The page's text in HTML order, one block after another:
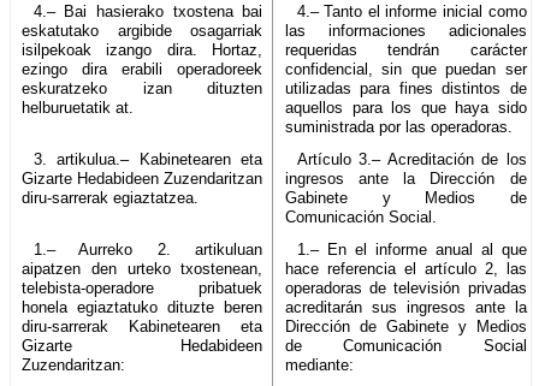
4.– Bai hasierako txostena bai
eskatutako argibide osagarriak
isilpekoak izango dira. Hortaz,
ezingo dira erabili operadoreek
eskuratzeko izan dituzten
helburuetatik at.
4.– Tanto el informe inicial como
las informaciones adicionales
requeridas tendrán carácter
confidencial, sin que puedan ser
utilizadas para fines distintos de
aquellos para los que haya sido
suministrada por las operadoras.
3. artikulua.– Kabinetearen eta
Gizarte Hedabideen Zuzendaritzan
diru-sarrerak egiaztatzea.
Artículo 3.– Acreditación de los
ingresos ante la Dirección de
Gabinete y Medios de
Comunicación Social.
1.– Aurreko 2. artikuluan
aipatzen den urteko txostenean,
telebista-operadore pribatuek
honela egiaztatuko dituzte beren
diru-sarrerak Kabinetearen eta
Gizarte Hedabideen
Zuzendaritzan:
1.– En el informe anual al que
hace referencia el artículo 2, las
operadoras de televisión privadas
acreditarán sus ingresos ante la
Dirección de Gabinete y Medios
de Comunicación Social
mediante: